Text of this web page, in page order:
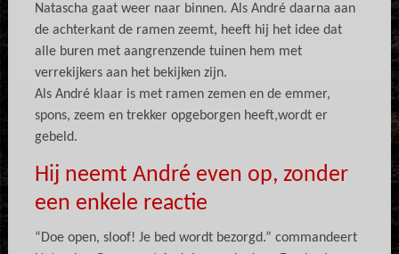
Natascha gaat weer naar binnen. Als André daarna aan
de achterkant de ramen zeemt, heeft hij het idee dat
alle buren met aangrenzende tuinen hem met
verrekijkers aan het bekijken zijn.
Als André klaar is met ramen zemen en de emmer,
spons, zeem en trekker opgeborgen heeft,wordt er
gebeld.
Hij neemt André even op, zonder
een enkele reactie
“Doe open, sloof! Je bed wordt bezorgd.” commandeert